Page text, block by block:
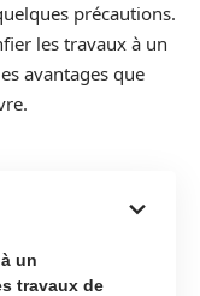
précautions.
les travaux à un
avantages que
un
travaux de